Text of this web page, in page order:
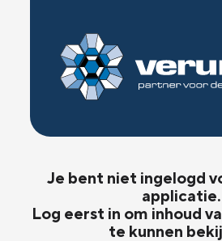
Je bent niet ingelogd
applicatie.
Log eerst in om inhoud
te kunnen